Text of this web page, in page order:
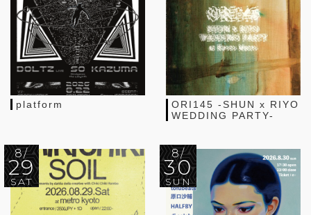
platform
ORI145 -SHUN x RIYO
WEDDING PARTY-
8/
29
SAT
8/
30
SUN